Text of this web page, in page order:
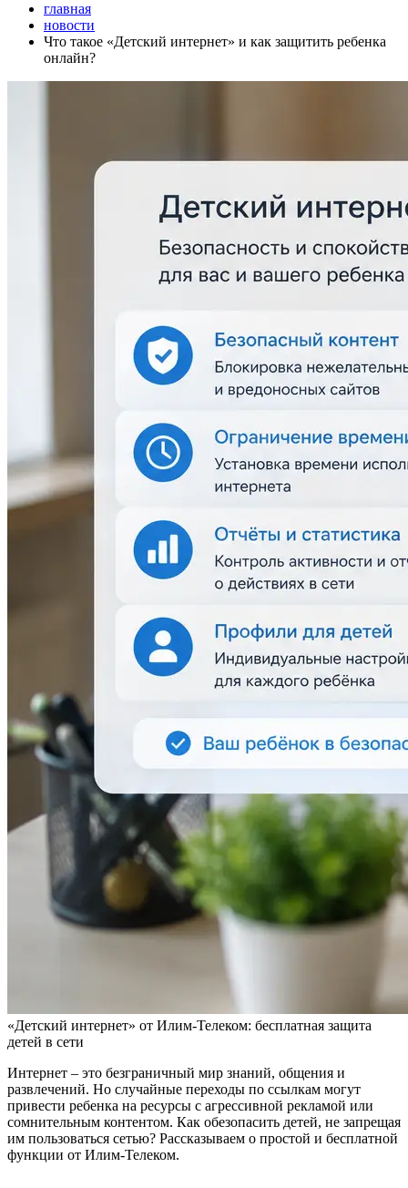
главная
новости
Что такое «Детский интернет» и как защитить ребенка
онлайн?
«Детский интернет» от Илим‑Телеком: бесплатная защита
детей в сети
Интернет – это безграничный мир знаний, общения и
развлечений. Но случайные переходы по ссылкам могут
привести ребенка на ресурсы с агрессивной рекламой или
сомнительным контентом. Как обезопасить детей, не запрещая
им пользоваться сетью? Рассказываем о простой и бесплатной
функции от Илим-Телеком.